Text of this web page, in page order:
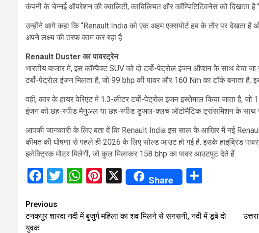
कंपनी के चेन्नई ऑपरेशन की क्वालिटी, काबिलियत और कॉम्पिटिटिवनेस को दिखाता है.”
उन्होंने आगे कहा कि “Renault India को एक अहम एक्सपोर्ट हब के तौर पर देखता
अपने लक्ष्य की तरफ काम कर रहा है.
Renault Duster का पावरट्रेन
भारतीय बाजार में, इस कॉम्पैक्ट SUV को दो टर्बो-पेट्रोल इंजन ऑप्शन के साथ बेचा
टर्बो-पेट्रोल इंजन मिलता है, जो 99 bhp की पावर और 160 Nm का टॉर्क बनाता
वहीं, कार के हायर वेरिएंट में 1.3-लीटर टर्बो-पेट्रोल इंजन इस्तेमाल किया जाता है,
इंजन को छह-स्पीड मैनुअल या छह-स्पीड डुअल-क्लच ऑटोमैटिक ट्रांसमिशन के साथ
आपकी जानकारी के लिए बता दें कि Renault India इस साल के आखिर में नई
कीमत की घोषणा से पहले ही 2026 के लिए सोल्ड आउट हो गई है. इसके हाइब्रिड
इलेक्ट्रिक मोटर मिलेगी, जो कुल मिलाकर 158 bhp का पावर आउटपुट देते हैं.
Facebook
Twitter
WhatsApp
Pinterest
X Share
Continue
Reading
Previous
टनकपुर शारदा नदी में बुजुर्ग महिला का शव मिलने से सनसनी, नदी में डूबे दो
युवक